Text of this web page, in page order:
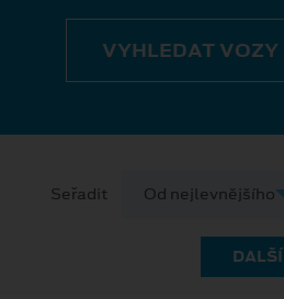
VYHLEDAT VOZY
Seřadit
DALŠÍ